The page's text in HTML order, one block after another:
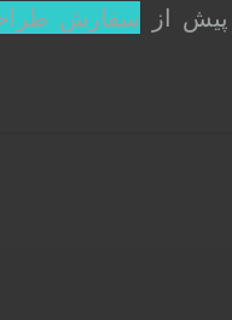
از سفارش